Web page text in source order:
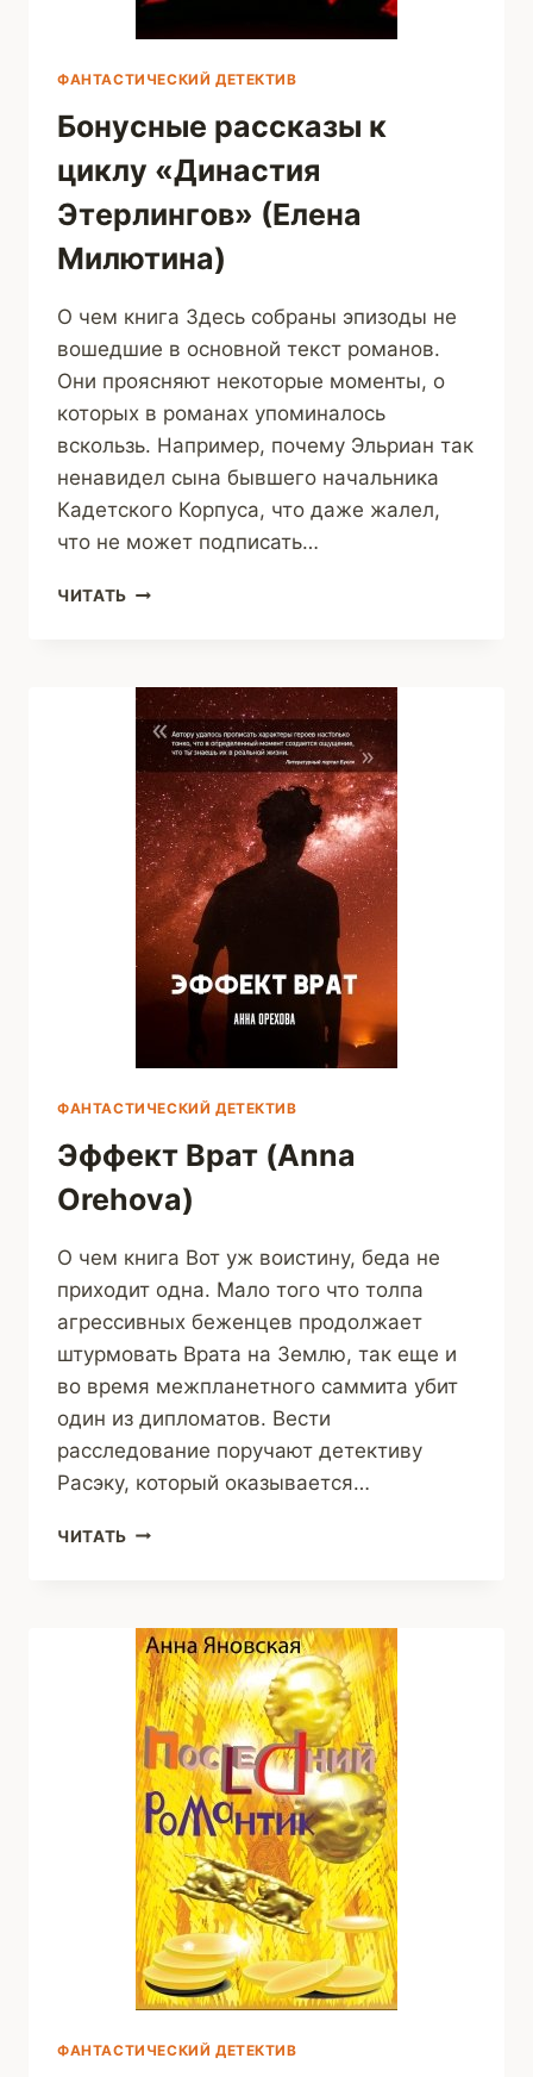
ФАНТАСТИЧЕСКИЙ ДЕТЕКТИВ
Бонусные рассказы к
циклу «Династия
Этерлингов» (Елена
Милютина)
О чем книга Здесь собраны эпизоды не
вошедшие в основной текст романов.
Они проясняют некоторые моменты, о
которых в романах упоминалось
вскользь. Например, почему Эльриан так
ненавидел сына бывшего начальника
Кадетского Корпуса, что даже жалел,
что не может подписать…
ЧИТАТЬ БОНУСНЫЕ
«ДИНАСТИЯ
ЭТЕРЛИНГОВ»
(ЕЛЕНА
МИЛЮТИНА)
ФАНТАСТИЧЕСКИЙ ДЕТЕКТИВ
Эффект Врат (Anna
Orehova)
О чем книга Вот уж воистину, беда не
приходит одна. Мало того что толпа
агрессивных беженцев продолжает
штурмовать Врата на Землю, так еще и
во время межпланетного саммита убит
один из дипломатов. Вести
расследование поручают детективу
Расэку, который оказывается…
ЧИТАТЬ ЭФФЕКТ
ФАНТАСТИЧЕСКИЙ ДЕТЕКТИВ